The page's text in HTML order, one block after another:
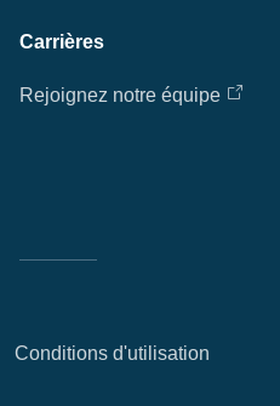
Carrières
Rejoignez notre équipe
Conditions d'utilisation